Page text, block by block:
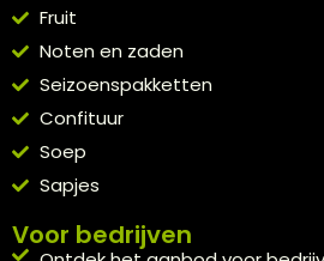
Fruit
Noten en zaden
Seizoenspakketten
Confituur
Soep
Sapjes
Voor bedrijven